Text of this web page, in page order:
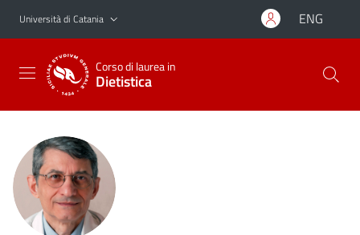
Vai al contenuto principale
Vai al menu di navigazione
Università di Catania ENG
Corso di laurea in
Dietistica